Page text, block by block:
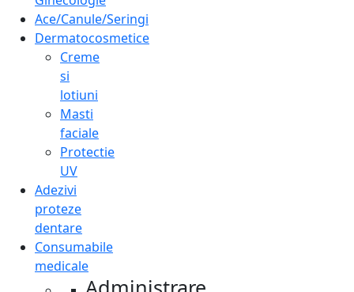
Ace/Canule/Seringi
Dermatocosmetice
Creme
si
lotiuni
Masti
faciale
Protectie
UV
Adezivi
proteze
dentare
Consumabile
medicale